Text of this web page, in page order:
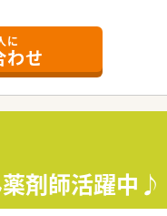
模な店舗です。
枚応需します。
業務を行っています。
補充の募集です。
る方を募集します。
務に取り組める方。
に
わせ
薬剤師活躍中♪